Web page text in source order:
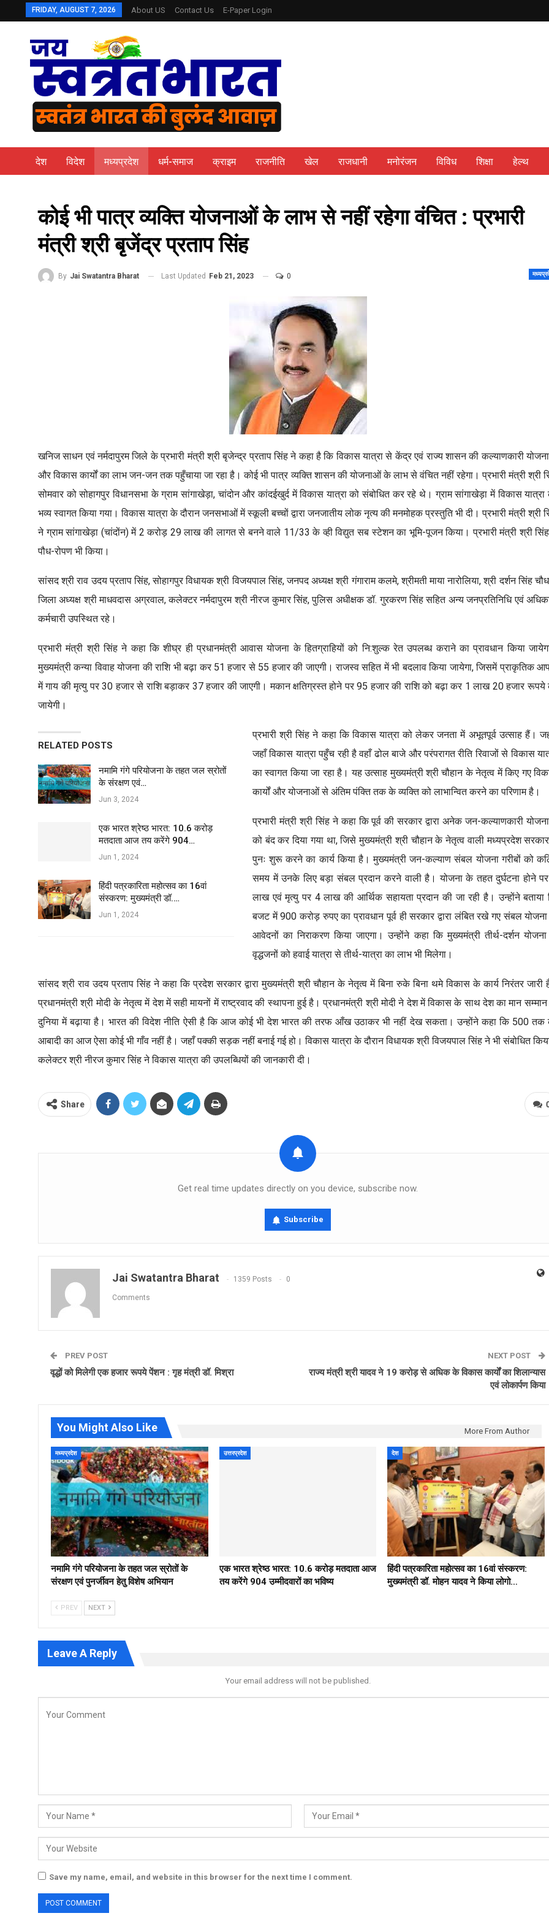
FRIDAY, AUGUST 7, 2026 About US Contact Us E-Paper Login
देश विदेश मध्यप्रदेश धर्म-समाज क्राइम राजनीति खेल राजधानी मनोरंजन विविध शिक्षा हेल्थ
कोई भी पात्र व्यक्ति योजनाओं के लाभ से नहीं रहेगा वंचित : प्रभारी
मंत्री श्री बृजेंद्र प्रताप सिंह
By Jai Swatantra Bharat Last Updated Feb 21, 2023 0
खनिज साधन एवं नर्मदापुरम जिले के प्रभारी मंत्री श्री बृजेन्द्र प्रताप सिंह ने कहा है कि विकास यात्रा से केंद्र एवं राज्य शासन की कल्याणकारी
और विकास कार्यों का लाभ जन-जन तक पहुँचाया जा रहा है। कोई भी पात्र व्यक्ति शासन की योजनाओं के लाभ से वंचित नहीं रहेगा। प्रभारी मंत्री श्री
सोमवार को सोहागपुर विधानसभा के ग्राम सांगाखेड़ा, चांदोन और कांदईखुर्द में विकास यात्रा को संबोधित कर रहे थे। ग्राम सांगाखेड़ा में विकास यात्रा
भव्य स्वागत किया गया। विकास यात्रा के दौरान जनसभाओं में स्कूली बच्चों द्वारा जनजातीय लोक नृत्य की मनमोहक प्रस्तुति भी दी। प्रभारी मंत्री श्री
ने ग्राम सांगाखेड़ा (चांदोंन) में 2 करोड़ 29 लाख की लागत से बनने वाले 11/33 के व्ही विद्युत सब स्टेशन का भूमि-पूजन किया। प्रभारी मंत्री श्री
पौध-रोपण भी किया।
सांसद श्री राव उदय प्रताप सिंह, सोहागपुर विधायक श्री विजयपाल सिंह, जनपद अध्यक्ष श्री गंगाराम कलमे, श्रीमती माया नारोलिया, श्री दर्शन सिंह
जिला अध्यक्ष श्री माधवदास अग्रवाल, कलेक्टर नर्मदापुरम श्री नीरज कुमार सिंह, पुलिस अधीक्षक डॉ. गुरकरण सिंह सहित अन्य जनप्रतिनिधि एवं
कर्मचारी उपस्थित रहे।
प्रभारी मंत्री श्री सिंह ने कहा कि शीघ्र ही प्रधानमंत्री आवास योजना के हितग्राहियों को नि:शुल्क रेत उपलब्ध कराने का प्रावधान किया
मुख्यमंत्री कन्या विवाह योजना की राशि भी बढ़ा कर 51 हजार से 55 हजार की जाएगी। राजस्व सहित में भी बदलाव किया जायेगा, जिसमें प्राकृतिक
में गाय की मृत्यु पर 30 हजार से राशि बड़ाकर 37 हजार की जाएगी। मकान क्षतिग्रस्त होने पर 95 हजार की राशि को बढ़ा कर 1 लाख 20 हजार रूपये
जायेगी।
RELATED POSTS
नमामि गंगे परियोजना के तहत जल स्रोतों
के संरक्षण एवं…
Jun 3, 2024
एक भारत श्रेष्ठ भारत: 10.6 करोड़
मतदाता आज तय करेंगे 904…
Jun 1, 2024
हिंदी पत्रकारिता महोत्सव का 16वां
संस्करण: मुख्यमंत्री डॉ.…
Jun 1, 2024
प्रभारी श्री सिंह ने कहा कि विकास यात्रा को लेकर जनता में अभूतपूर्व उत्साह हैं।
जहाँ विकास यात्रा पहुँच रही है वहाँ ढोल बाजे और परंपरागत रीति रिवाजों से विकास
का स्वागत किया जा रहा है। यह उत्साह मुख्यमंत्री श्री चौहान के नेतृत्व में किए गए
कार्यों और योजनाओं से अंतिम पंक्ति तक के व्यक्ति को लाभान्वित करने का परिणाम है।
प्रभारी मंत्री श्री सिंह ने कहा कि पूर्व की सरकार द्वारा अनेक जन-कल्याणकारी
को बंद कर दिया गया था, जिसे मुख्यमंत्री श्री चौहान के नेतृत्व वाली मध्यप्रदेश
पुनः शुरू करने का कार्य किया है। मुख्यमंत्री जन-कल्याण संबल योजना गरीबों को
समय में उनके लिए बड़ा संबल प्रदान करने वाली है। योजना के तहत दुर्घटना होने
लाख एवं मृत्यु पर 4 लाख की आर्थिक सहायता प्रदान की जा रही है। उन्होंने बताया
बजट में 900 करोड़ रुपए का प्रावधान पूर्व ही सरकार द्वारा लंबित रखे गए संबल
आवेदनों का निराकरण किया जाएगा। उन्होंने कहा कि मुख्यमंत्री तीर्थ-दर्शन
वृद्धजनों को हवाई यात्रा से तीर्थ-यात्रा का लाभ भी मिलेगा।
सांसद श्री राव उदय प्रताप सिंह ने कहा कि प्रदेश सरकार द्वारा मुख्यमंत्री श्री चौहान के नेतृत्व में बिना रुके बिना थमे विकास के कार्य निरंतर जारी
प्रधानमंत्री श्री मोदी के नेतृत्व में देश में सही मायनों में राष्ट्रवाद की स्थापना हुई है। प्रधानमंत्री श्री मोदी ने देश में विकास के साथ देश का मान सम्मान
दुनिया में बढ़ाया है। भारत की विदेश नीति ऐसी है कि आज कोई भी देश भारत की तरफ आँख उठाकर भी नहीं देख सकता। उन्होंने कहा कि 500 तक
आबादी का आज ऐसा कोई भी गाँव नहीं है। जहाँ पक्की सड़क नहीं बनाई गई हो। विकास यात्रा के दौरान विधायक श्री विजयपाल सिंह ने भी संबोधित
कलेक्टर श्री नीरज कुमार सिंह ने विकास यात्रा की उपलब्धियों की जानकारी दी।
Share
Get real time updates directly on you device, subscribe now.
Subscribe
Jai Swatantra Bharat 1359 Posts 0
Comments
PREV POST
वृद्धों को मिलेगी एक हजार रूपये पेंशन : गृह मंत्री डॉ. मिश्रा
NEXT POST
राज्य मंत्री श्री यादव ने 19 करोड़ से अधिक के विकास कार्यों का शिलान्यास
एवं लोकार्पण किया
You Might Also Like More From Author
मध्यप्रदेश
नमामि गंगे परियोजना के तहत जल स्रोतों के
संरक्षण एवं पुनर्जीवन हेतु विशेष अभियान
उत्तरप्रदेश
एक भारत श्रेष्ठ भारत: 10.6 करोड़ मतदाता आज
तय करेंगे 904 उम्मीदवारों का भविष्य
देश
हिंदी पत्रकारिता महोत्सव का 16वां संस्करण:
मुख्यमंत्री डॉ. मोहन यादव ने किया लोगो…
PREV NEXT
Leave A Reply
Your email address will not be published.
Save my name, email, and website in this browser for the next time I comment.